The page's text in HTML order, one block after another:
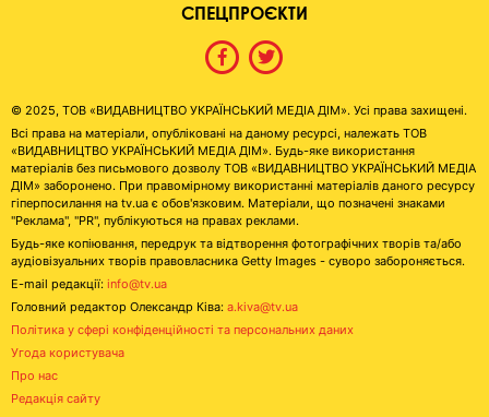
СПЕЦПРОЄКТИ
© 2025, ТОВ «ВИДАВНИЦТВО УКРАЇНСЬКИЙ МЕДІА ДІМ». Усі права захищені.
Всі права на матеріали, опубліковані на даному ресурсі, належать ТОВ
«ВИДАВНИЦТВО УКРАЇНСЬКИЙ МЕДІА ДІМ». Будь-яке використання
матеріалів без письмового дозволу ТОВ «ВИДАВНИЦТВО УКРАЇНСЬКИЙ МЕДІА
ДІМ» заборонено. При правомірному використанні матеріалів даного ресурсу
гіперпосилання на tv.ua є обов'язковим. Матеріали, що позначені знаками
"Реклама", "PR", публікуються на правах реклами.
Будь-яке копіювання, передрук та відтворення фотографічних творів та/або
аудіовізуальних творів правовласника Getty Images - суворо забороняється.
E-mail редакції: info@tv.ua
Головний редактор Олександр Ківа: a.kiva@tv.ua
Політика у сфері конфіденційності та персональних даних
Угода користувача
Про нас
Редакція сайту